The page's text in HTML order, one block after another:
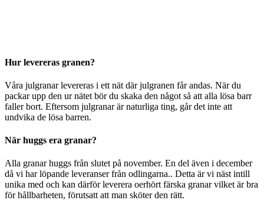
Hur levereras granen?
Våra julgranar levereras i ett nät där julgranen får andas. När du
packar upp den ur nätet bör du skaka den något så att alla lösa barr
faller bort. Eftersom julgranar är naturliga ting, går det inte att
undvika de lösa barren.
När huggs era granar?
Alla granar huggs från slutet på november. En del även i december
då vi har löpande leveranser från odlingarna.. Detta är vi näst intill
unika med och kan därför leverera oerhört färska granar vilket är bra
för hållbarheten, förutsatt att man sköter den rätt.